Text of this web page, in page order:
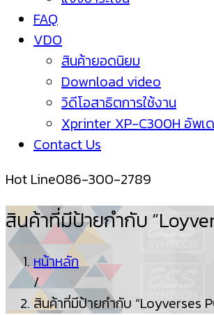
FAQ
VDO
สินค้ายอดนิยม
Download video
วิดีโอสาธิตการใช้งาน
Xprinter XP-C300H อัพเ
Contact Us
Hot Line086-300-2789
สินค้าที่มีป้ายกำกับ
หน้าหลัก
/
สินค้าที่มีป้ายกำกับ “Loyverses